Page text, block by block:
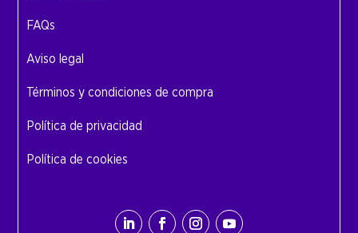
FAQs
Aviso legal
Términos y condiciones de compra
Política de privacidad
Política de cookies